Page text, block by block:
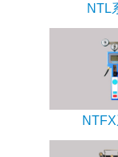
NTL
NTFX